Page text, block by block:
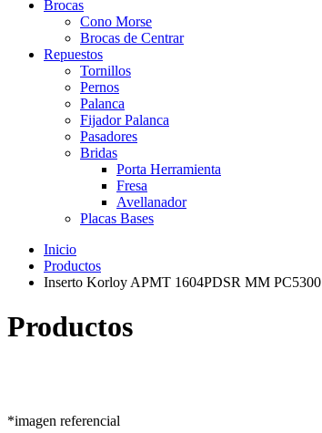
Brocas
Cono Morse
Brocas de Centrar
Repuestos
Tornillos
Pernos
Palanca
Fijador Palanca
Pasadores
Bridas
Porta Herramienta
Fresa
Avellanador
Placas Bases
Inicio
Productos
Inserto Korloy APMT 1604PDSR MM PC5300
Productos
*imagen referencial